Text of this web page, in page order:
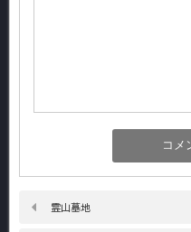
霊山墓地